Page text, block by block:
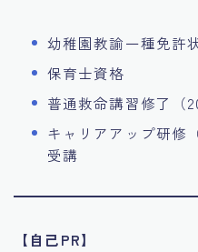
幼稚園教諭一種免許
保育士資格
普通救命講習修了（
キャリアアップ研修
受講
【自己PR】